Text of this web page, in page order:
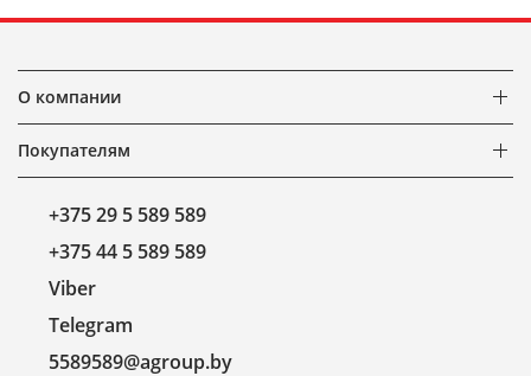
О компании
Покупателям
+375 29 5 589 589
+375 44 5 589 589
Viber
Telegram
5589589@agroup.by